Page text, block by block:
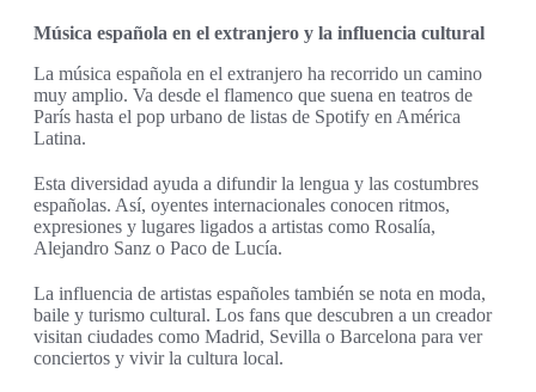
Música española en el extranjero y la influencia cultural
La música española en el extranjero ha recorrido un camino
muy amplio. Va desde el flamenco que suena en teatros de
París hasta el pop urbano de listas de Spotify en América
Latina.
Esta diversidad ayuda a difundir la lengua y las costumbres
españolas. Así, oyentes internacionales conocen ritmos,
expresiones y lugares ligados a artistas como Rosalía,
Alejandro Sanz o Paco de Lucía.
La influencia de artistas españoles también se nota en moda,
baile y turismo cultural. Los fans que descubren a un creador
visitan ciudades como Madrid, Sevilla o Barcelona para ver
conciertos y vivir la cultura local.